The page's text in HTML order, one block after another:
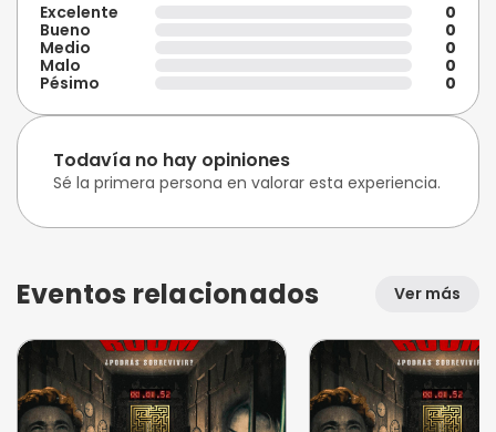
Excelente
0
Bueno
0
Medio
0
Malo
0
Pésimo
0
Todavía no hay opiniones
Sé la primera persona en valorar esta experiencia.
Eventos relacionados Ver más